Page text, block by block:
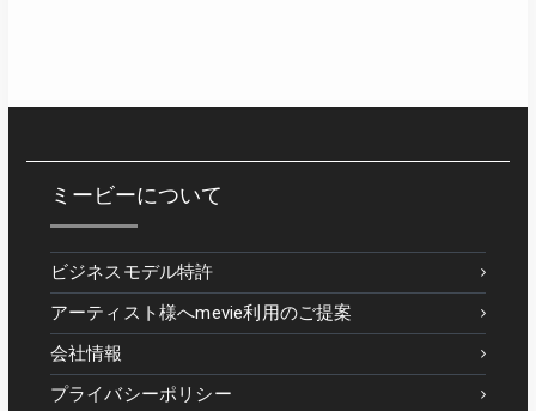
ミービーについて
ビジネスモデル特許
アーティスト様へmevie利用のご提案
会社情報
プライバシーポリシー